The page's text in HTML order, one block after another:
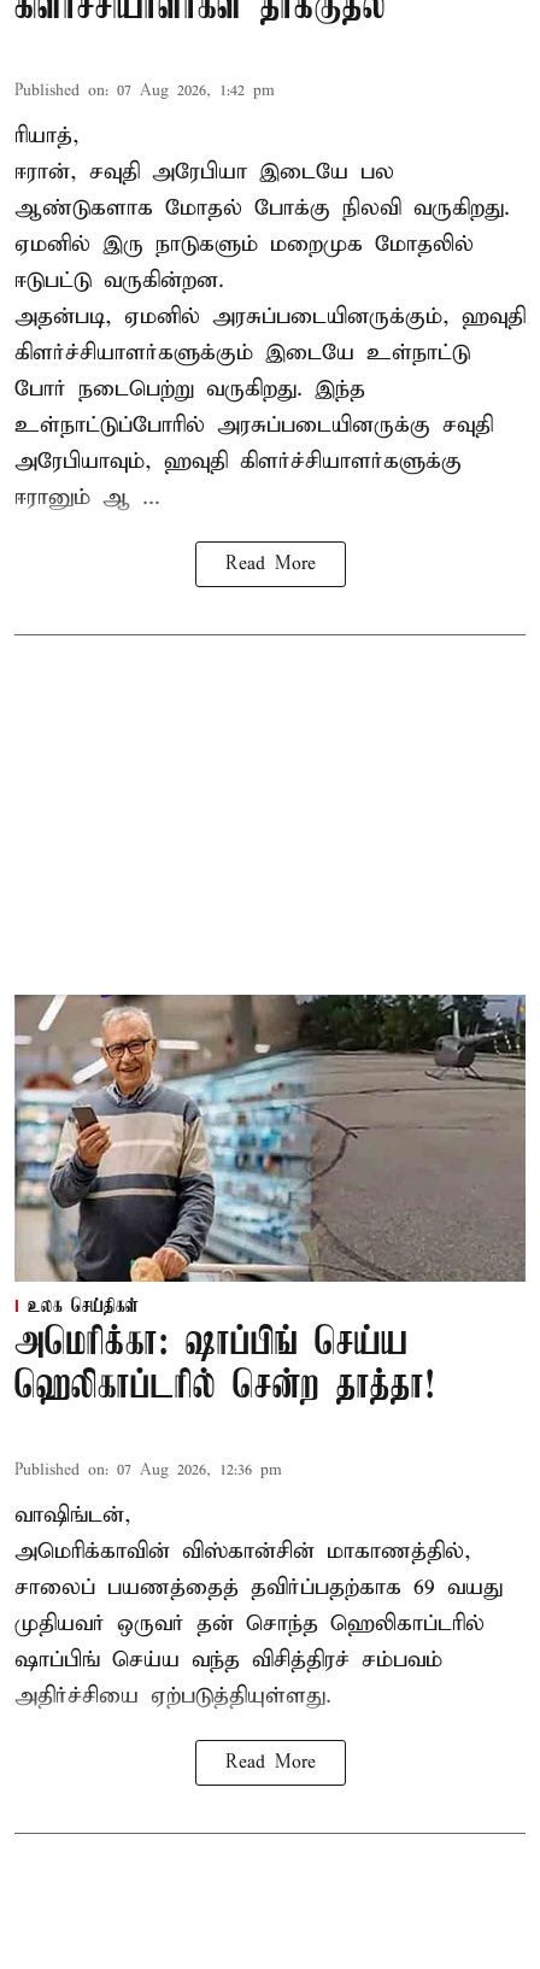
Published on: 07 Aug 2026, 1:42 pm
ரியாத்,
ஈரான், சவுதி அரேபியா இடையே பல
ஆண்டுகளாக மோதல் போக்கு நிலவி வருகிறது.
ஏமனில் இரு நாடுகளும் மறைமுக மோதலில்
ஈடுபட்டு வருகின்றன.
அதன்படி, ஏமனில் அரசுப்படையினருக்கும், ஹவுதி
கிளர்ச்சியாளர்களுக்கும் இடையே உள்நாட்டு
போர் நடைபெற்று வருகிறது. இந்த
உள்நாட்டுப்போரில் அரசுப்படையினருக்கு சவுதி
அரேபியாவும், ஹவுதி கிளர்ச்சியாளர்களுக்கு
ஈரானும் ஆ ...
Read More
உலக செய்திகள்
அமெரிக்கா: ஷாப்பிங் செய்ய
ஹெலிகாப்டரில் சென்ற தாத்தா!
Published on: 07 Aug 2026, 12:36 pm
வாஷிங்டன்,
அமெரிக்காவின் விஸ்கான்சின் மாகாணத்தில்,
சாலைப் பயணத்தைத் தவிர்ப்பதற்காக 69 வயது
முதியவர் ஒருவர் தன் சொந்த ஹெலிகாப்டரில்
ஷாப்பிங் செய்ய வந்த விசித்திரச் சம்பவம்
அதிர்ச்சியை ஏற்படுத்தியுள்ளது.
Read More